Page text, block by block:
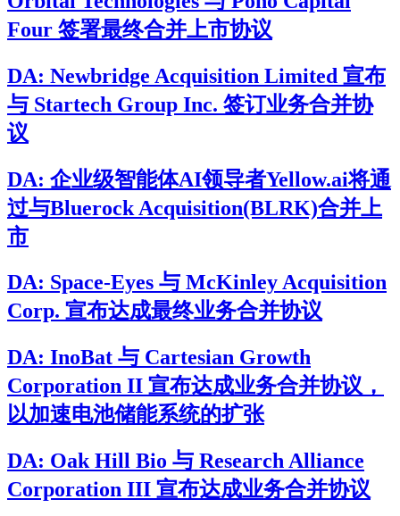
Four 签署最终合并上市协议
DA: Newbridge Acquisition Limited 宣布
与 Startech Group Inc. 签订业务合并协
议
DA: 企业级智能体AI领导者Yellow.ai将通
过与Bluerock Acquisition(BLRK)合并上
市
DA: Space-Eyes 与 McKinley Acquisition
Corp. 宣布达成最终业务合并协议
DA: InoBat 与 Cartesian Growth
Corporation II 宣布达成业务合并协议，
以加速电池储能系统的扩张
DA: Oak Hill Bio 与 Research Alliance
Corporation III 宣布达成业务合并协议